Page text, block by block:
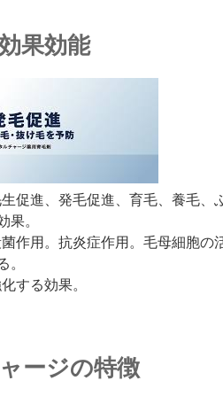
果効能
促進、発毛促進、育毛、養毛、
果。
作用。抗炎症作用。毛母細胞の
。
する効果。
ージの特徴